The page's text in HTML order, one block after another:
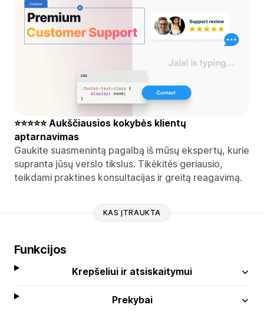
⭐⭐⭐⭐⭐ Aukščiausios kokybės klientų
aptarnavimas
Gaukite suasmenintą pagalbą iš mūsų ekspertų, kurie
supranta jūsų verslo tikslus. Tikėkitės geriausio,
teikdami praktines konsultacijas ir greitą reagavimą.
KAS ĮTRAUKTA
Funkcijos
Krepšeliui ir atsiskaitymui
Prekybai